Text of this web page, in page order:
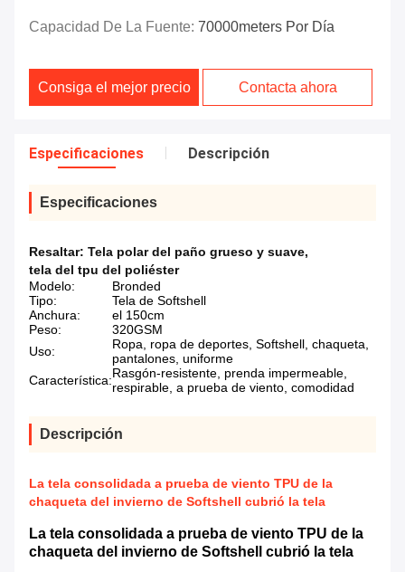
Capacidad De La Fuente: 70000meters Por Día
Consiga el mejor precio Contacta ahora
Especificaciones Descripción
Especificaciones
Resaltar: Tela polar del paño grueso y suave,
tela del tpu del poliéster
Modelo:
Bronded
Tipo:
Tela de Softshell
Anchura:
el 150cm
Peso:
320GSM
Uso:
Ropa, ropa de deportes, Softshell, chaqueta,
pantalones, uniforme
Característica:Rasgón-resistente, prenda impermeable,
respirable, a prueba de viento, comodidad
Descripción
La tela consolidada a prueba de viento TPU de la
chaqueta del invierno de Softshell cubrió la tela
La tela consolidada a prueba de viento TPU de la
chaqueta del invierno de Softshell cubrió la tela